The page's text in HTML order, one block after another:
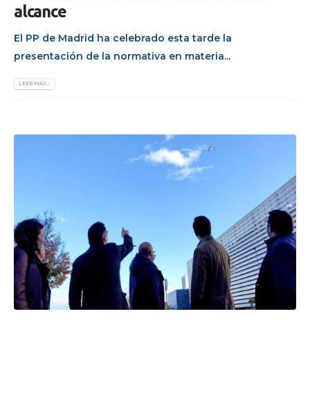
alcance
El PP de Madrid ha celebrado esta tarde la
presentación de la normativa en materia...
LEER MÁS...